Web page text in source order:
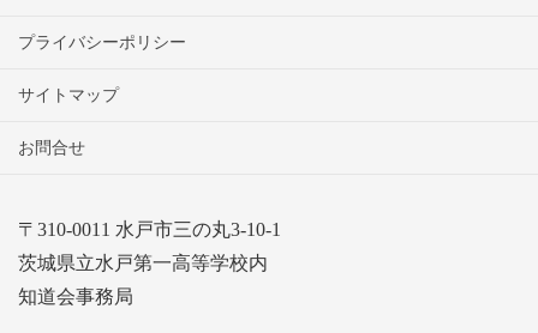
プライバシーポリシー
サイトマップ
お問合せ
〒310-0011 水戸市三の丸3-10-1
茨城県立水戸第一高等学校内
知道会事務局